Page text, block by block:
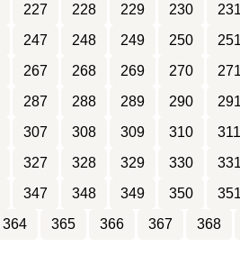
227 228 229 230 231
247 248 249 250 251
267 268 269 270 271
287 288 289 290 291
307 308 309 310 311
327 328 329 330 331
347 348 349 350 351
364 365 366 367 368